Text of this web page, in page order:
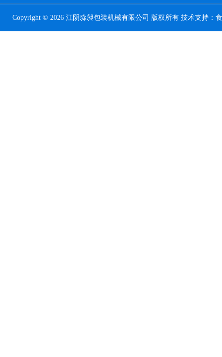
Copyright © 2026 江阴淼昶包装机械有限公司 版权所有 技术支持：